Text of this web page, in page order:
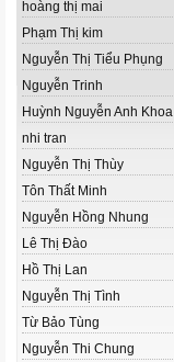
hoàng thị mai
Phạm Thị kim
Nguyễn Thị Tiểu Phụng
Nguyễn Trinh
Huỳnh Nguyễn Anh Khoa
nhi tran
Nguyễn Thị Thùy
Tôn Thất Minh
Nguyễn Hồng Nhung
Lê Thị Đào
Hồ Thị Lan
Nguyễn Thị Tình
Từ Bảo Tùng
Nguyễn Thi Chung